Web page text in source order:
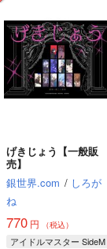
げきじょう【一般販
売】
銀世界.com / しろが
ね
770 円 （税込）
アイドルマスター SideM